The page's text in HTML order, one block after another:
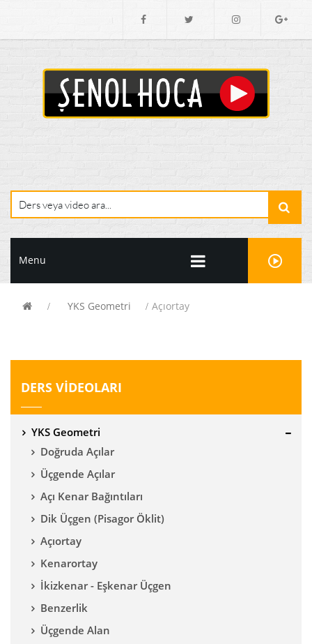
Menu
YKS Geometri Açıortay
DERS VİDEOLARI
YKS Geometri
Doğruda Açılar
Üçgende Açılar
Açı Kenar Bağıntıları
Dik Üçgen (Pisagor Öklit)
Açıortay
Kenarortay
İkizkenar - Eşkenar Üçgen
Benzerlik
Üçgende Alan